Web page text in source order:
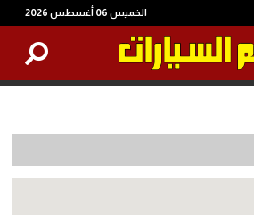
الخميس 06 أغسطس 2026